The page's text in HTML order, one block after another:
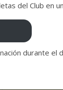
del Club en
durante el